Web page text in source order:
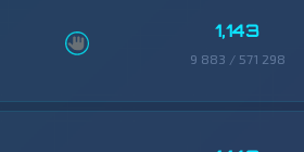
1,143
9 883 / 571 298